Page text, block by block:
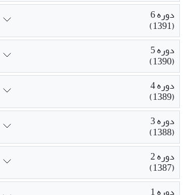
دوره 6
(1391)
دوره 5
(1390)
دوره 4
(1389)
دوره 3
(1388)
دوره 2
(1387)